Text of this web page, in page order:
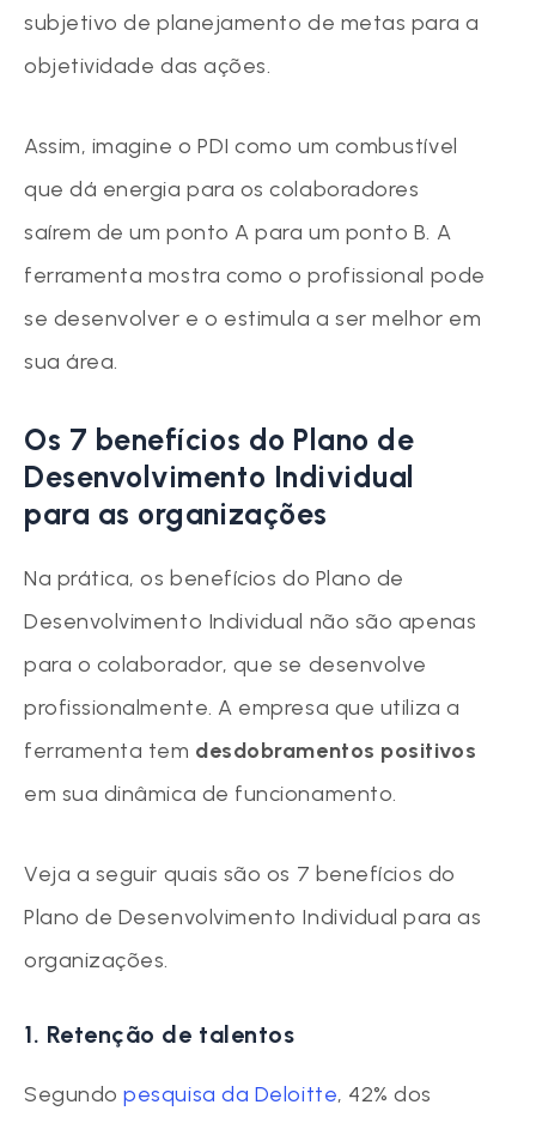
subjetivo de planejamento de metas para a
objetividade das ações.
Assim, imagine o PDI como um combustível
que dá energia para os colaboradores
saírem de um ponto A para um ponto B. A
ferramenta mostra como o profissional pode
se desenvolver e o estimula a ser melhor em
sua área.
Os 7 benefícios do Plano de
Desenvolvimento Individual
para as organizações
Na prática, os benefícios do Plano de
Desenvolvimento Individual não são apenas
para o colaborador, que se desenvolve
profissionalmente. A empresa que utiliza a
ferramenta tem desdobramentos positivos
em sua dinâmica de funcionamento.
Veja a seguir quais são os 7 benefícios do
Plano de Desenvolvimento Individual para as
organizações.
1. Retenção de talentos
Segundopesquisa da Deloitte, 42% dos